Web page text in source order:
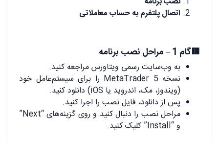
اتصال پلتفرم به حساب معاملاتی
🟥گام 1 – مراحل نصب برنامه
به وب‌سایت رسمی ویتاورس مراجعه کنید.
نسخه MetaTrader 5 را برای سیستم‌عامل خود
(ویندوز، مک، اندروید یا iOS) دانلود کنید.
پس از دانلود، فایل نصب را اجرا کنید.
مراحل نصب را دنبال کنید و روی گزینه‌های “Next”
و “Install” کلیک کنید.